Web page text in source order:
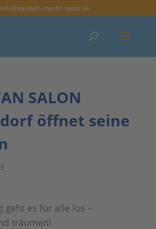
info@paddeln-macht-spass.de
SALON
öffnet seine
geht es für alle los –
träumen!